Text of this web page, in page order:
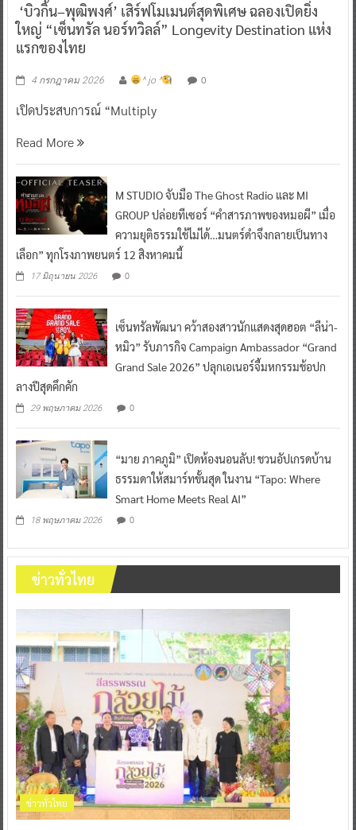
‘บิวกิ้น–พุฒิพงศ์’ เสิร์ฟโมเมนต์สุดพิเศษ ฉลองเปิดยิ่ง
ใหญ่ “เซ็นทรัล นอร์ทวิลล์” Longevity Destination แห่ง
แรกของไทย
4 กรกฎาคม 2026 ^ jo ^ 0
เปิดประสบการณ์ “Multiply
Read More
M STUDIO จับมือ The Ghost Radio และ MI
GROUP ปล่อยทีเซอร์ “คำสารภาพของหมอผี” เมื่อ
ความยุติธรรมใช้ไม่ได้…มนตร์ดำจึงกลายเป็นทาง
เลือก” ทุกโรงภาพยนตร์ 12 สิงหาคมนี้
17 มิถุนายน 2026 0
เซ็นทรัลพัฒนา คว้าสองสาวนักแสดงสุดฮอต “ลีน่า-
หมิว” รับภารกิจ Campaign Ambassador “Grand
Grand Sale 2026” ปลุกเอเนอร์จี้มหกรรมช้อปก
ลางปีสุดคึกคัก
29 พฤษภาคม 2026 0
“มาย ภาคภูมิ” เปิดห้องนอนลับ! ชวนอัปเกรดบ้าน
ธรรมดาให้สมาร์ทขั้นสุด ในงาน “Tapo: Where
Smart Home Meets Real AI”
18 พฤษภาคม 2026 0
ข่าวทั่วไทย
ข่าวทั่วไทย